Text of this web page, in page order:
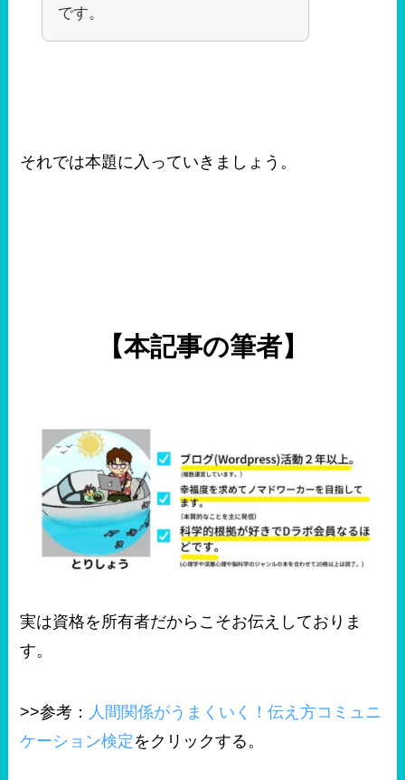
です。
それでは本題に入っていきましょう。
【本記事の筆者】
実は資格を所有者だからこそお伝えしておりま
す。
>>参考： 人間関係がうまくいく！伝え方コミュニ
ケーション検定 をクリックする。